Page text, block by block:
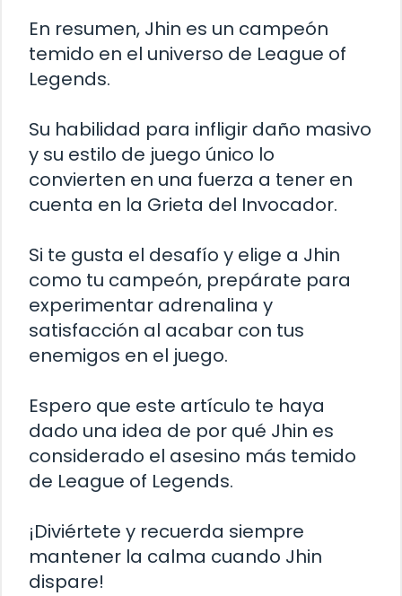
En resumen, Jhin es un campeón
temido en el universo de League of
Legends.
Su habilidad para infligir daño masivo
y su estilo de juego único lo
convierten en una fuerza a tener en
cuenta en la Grieta del Invocador.
Si te gusta el desafío y elige a Jhin
como tu campeón, prepárate para
experimentar adrenalina y
satisfacción al acabar con tus
enemigos en el juego.
Espero que este artículo te haya
dado una idea de por qué Jhin es
considerado el asesino más temido
de League of Legends.
¡Diviértete y recuerda siempre
mantener la calma cuando Jhin
dispare!